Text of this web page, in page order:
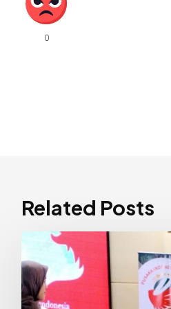
Related Posts
Implementasi
Sila
Ketuhanan
yang